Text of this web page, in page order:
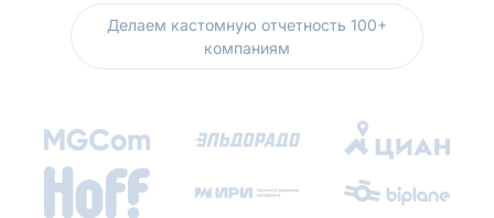
Делаем кастомную отчетность 100+
компаниям